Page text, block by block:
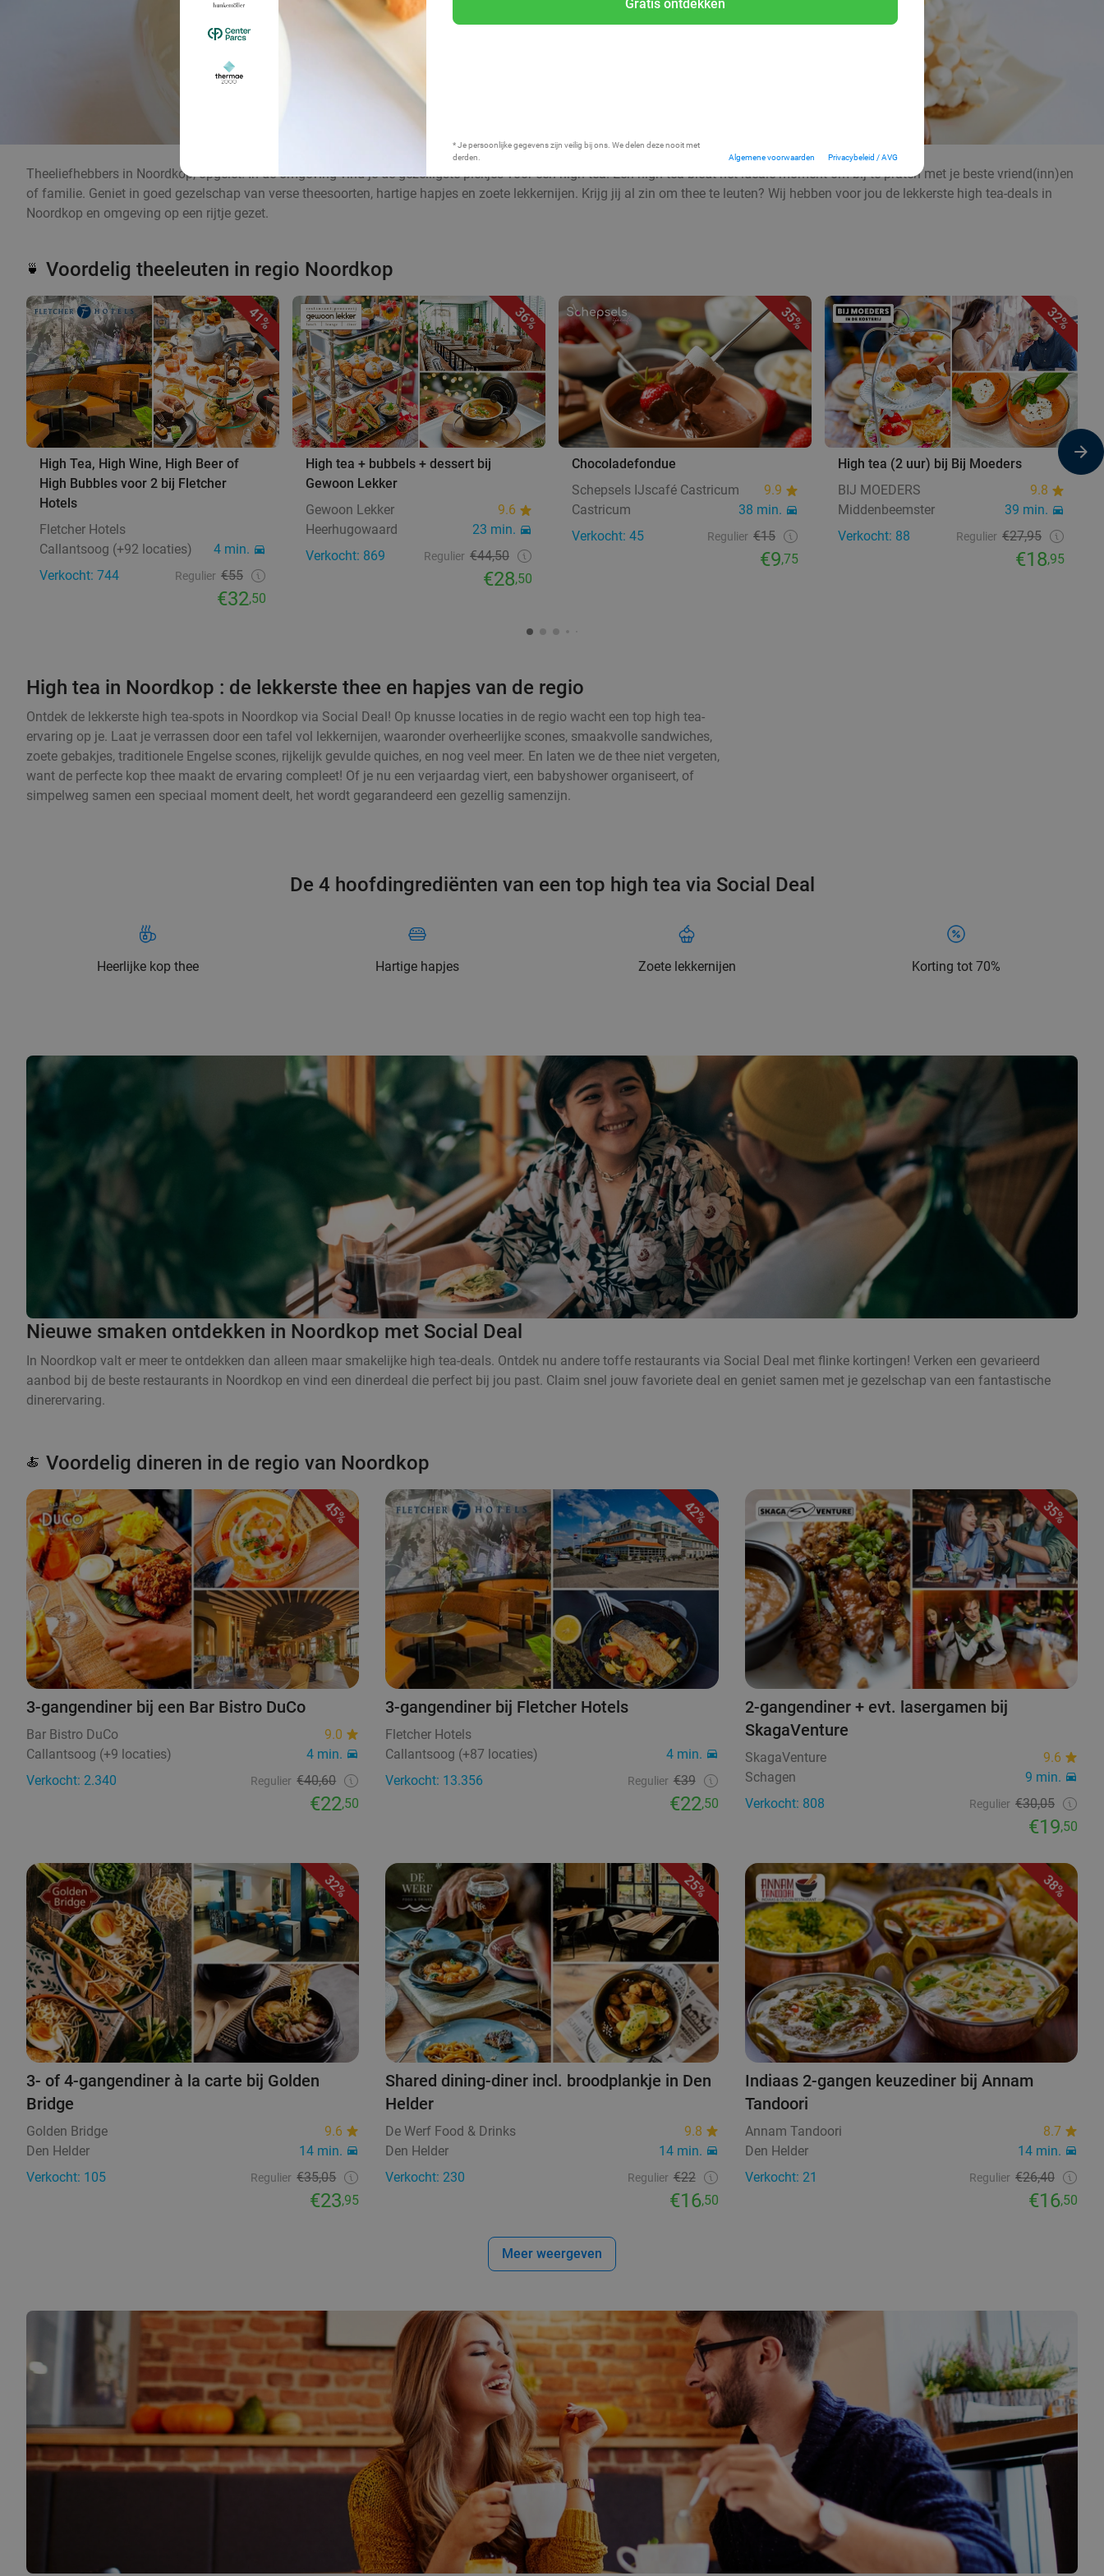
Gratis ontdekken
* Je persoonlijke gegevens zijn veilig bij ons. We delen deze nooit met
derden.
Algemene voorwaarden Privacybeleid / AVG
Theeliefhebbers in Noordkop, opgelet! In de omgeving vind je de gezelligste plekjes voor een high tea. Een high tea biedt het ideale moment om bij te praten met je beste vriend(inn)en
of familie. Geniet in goed gezelschap van verse theesoorten, hartige hapjes en zoete lekkernijen. Krijg jij al zin om thee te leuten? Wij hebben voor jou de lekkerste high tea-deals in
Noordkop en omgeving op een rijtje gezet.
🍵 Voordelig theeleuten in regio Noordkop
41%
High Tea, High Wine, High Beer of
High Bubbles voor 2 bij Fletcher
Hotels
Fletcher Hotels
Callantsoog (+92 locaties)
4 min.
Verkocht: 744
Regulier €55
€32,50
36%
High tea + bubbels + dessert bij
Gewoon Lekker
Gewoon Lekker
9.6
Heerhugowaard
23 min.
Verkocht: 869
Regulier €44,50
€28,50
35%
Chocoladefondue
Schepsels IJscafé Castricum
9.9
Castricum
38 min.
Verkocht: 45
Regulier €15
€9,75
32%
High tea (2 uur) bij Bij Moeders
BIJ MOEDERS
9.8
Middenbeemster
39 min.
Verkocht: 88
Regulier €27,95
€18,95
High tea in Noordkop : de lekkerste thee en hapjes van de regio
Ontdek de lekkerste high tea-spots in Noordkop via Social Deal! Op knusse locaties in de regio wacht een top high tea-
ervaring op je. Laat je verrassen door een tafel vol lekkernijen, waaronder overheerlijke scones, smaakvolle sandwiches,
zoete gebakjes, traditionele Engelse scones, rijkelijk gevulde quiches, en nog veel meer. En laten we de thee niet vergeten,
want de perfecte kop thee maakt de ervaring compleet! Of je nu een verjaardag viert, een babyshower organiseert, of
simpelweg samen een speciaal moment deelt, het wordt gegarandeerd een gezellig samenzijn.
De 4 hoofdingrediënten van een top high tea via Social Deal
Heerlijke kop thee Hartige hapjes Zoete lekkernijen Korting tot 70%
Nieuwe smaken ontdekken in Noordkop met Social Deal
In Noordkop valt er meer te ontdekken dan alleen maar smakelijke high tea-deals. Ontdek nu andere toffe restaurants via Social Deal met flinke kortingen! Verken een gevarieerd
aanbod bij de beste restaurants in Noordkop en vind een dinerdeal die perfect bij jou past. Claim snel jouw favoriete deal en geniet samen met je gezelschap van een fantastische
dinerervaring.
🍝 Voordelig dineren in de regio van Noordkop
45%
3-gangendiner bij een Bar Bistro DuCo
Bar Bistro DuCo
9.0
Callantsoog (+9 locaties)
4 min.
Verkocht: 2.340
Regulier €40,60
€22,50
42%
3-gangendiner bij Fletcher Hotels
Fletcher Hotels
Callantsoog (+87 locaties)
4 min.
Verkocht: 13.356
Regulier €39
€22,50
35%
2-gangendiner + evt. lasergamen bij
SkagaVenture
SkagaVenture
9.6
Schagen
9 min.
Verkocht: 808
Regulier €30,05
€19,50
32%
3- of 4-gangendiner à la carte bij Golden
Bridge
Golden Bridge
9.6
Den Helder
14 min.
Verkocht: 105
Regulier €35,05
€23,95
25%
Shared dining-diner incl. broodplankje in Den
Helder
De Werf Food & Drinks
9.8
Den Helder
14 min.
Verkocht: 230
Regulier €22
€16,50
38%
Indiaas 2-gangen keuzediner bij Annam
Tandoori
Annam Tandoori
8.7
Den Helder
14 min.
Verkocht: 21
Regulier €26,40
€16,50
Meer weergeven